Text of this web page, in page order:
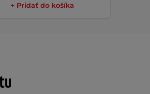
+ Pridať do košíka